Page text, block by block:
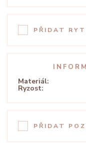
PŘIDAT
Materiál:
Ryzost:
PŘIDAT